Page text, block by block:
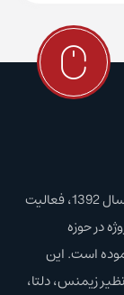
مجموعه نیک صنعت (ستاره نیک صنعت ونوس) از سال 1392، فعالیت
در حوزه
است. این
زیمنس، دلتا،